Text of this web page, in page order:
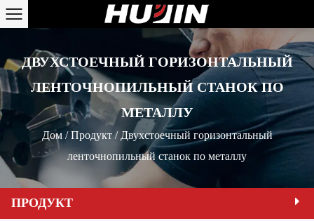
ДВУХСТОЕЧНЫЙ ГОРИЗОНТАЛЬНЫЙ
ЛЕНТОЧНОПИЛЬНЫЙ СТАНОК ПО
МЕТАЛЛУ
Дом/Продукт/ Двухстоечный горизонтальный
ленточнопильный станок по металлу
ПРОДУКТ